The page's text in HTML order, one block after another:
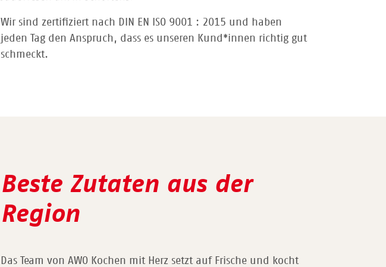
Wir sind zertifiziert nach DIN EN ISO 9001 : 2015 und haben
jeden Tag den Anspruch, dass es unseren Kund*innen richtig gut
schmeckt.
Beste Zutaten aus der
Region
Das Team von AWO Kochen mit Herz setzt auf Frische und kocht